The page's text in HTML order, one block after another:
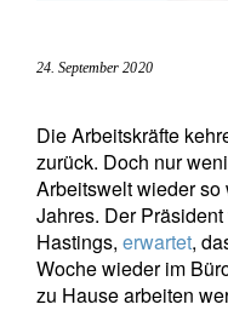
24. September 2020
Die Arbeitskräfte
zurück. Doch nur
Arbeitswelt wieder
Jahres. Der
Hastings, erwartet,
Woche wieder im
zu Hause arbeiten